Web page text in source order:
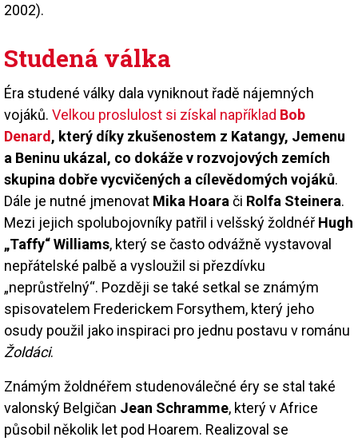
2002).
Studená válka
Éra studené války dala vyniknout řadě nájemných
vojáků. Velkou proslulost si získal například Bob
Denard, který díky zkušenostem z Katangy, Jemenu
a Beninu ukázal, co dokáže v rozvojových zemích
skupina dobře vycvičených a cílevědomých vojáků.
Dále je nutné jmenovat Mika Hoara či Rolfa Steinera.
Mezi jejich spolubojovníky patřil i velšský žoldnéř Hugh
„Taffy“ Williams, který se často odvážně vystavoval
nepřátelské palbě a vysloužil si přezdívku
„neprůstřelný“. Později se také setkal se známým
spisovatelem Frederickem Forsythem, který jeho
osudy použil jako inspiraci pro jednu postavu v románu
Žoldáci.
Známým žoldnéřem studenoválečné éry se stal také
valonský Belgičan Jean Schramme, který v Africe
působil několik let pod Hoarem. Realizoval se